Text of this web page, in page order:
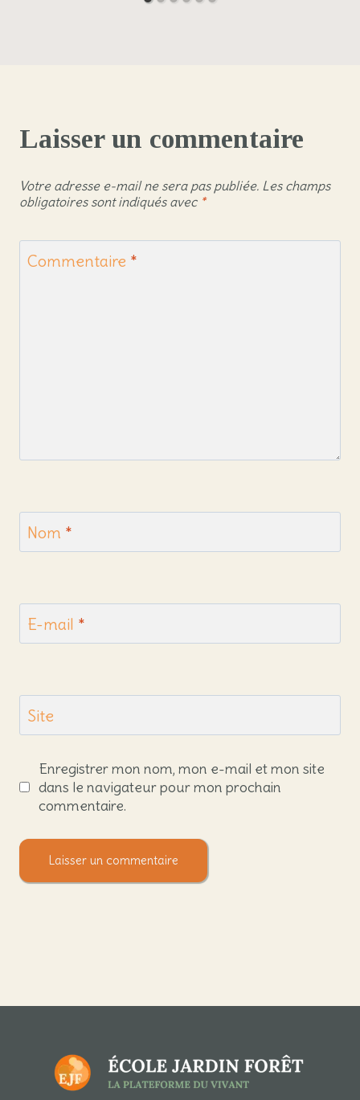
Laisser un commentaire
Votre adresse e-mail ne sera pas publiée. Les champs
obligatoires sont indiqués avec *
Commentaire *
Nom *
E-mail *
Site
Enregistrer mon nom, mon e-mail et mon site
dans le navigateur pour mon prochain
commentaire.